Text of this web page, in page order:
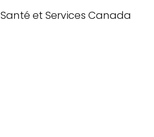
Santé et Services Canada